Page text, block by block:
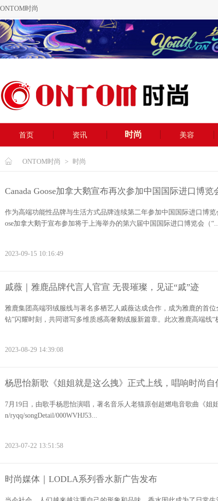
ONTOM时尚
首页 资讯 时尚 美容
ONTOM时尚 > 时尚
Canada Goose加拿大鹅宣布再次参加中国国际进口博览
作为高端功能性品牌与生活方式品牌连续第二年参加中国国际进口博
ose加拿大鹅于宣布参加将于上海举办的第六届中国国际进口博览会（
2023-09-15 10:16:49
戚薇｜雅鹿品牌代言人官宣 无畏璀璨，见证“戚”迹
雅鹿集团高端羽绒服线与著名多栖艺人戚薇达成合作，成为雅鹿的首
钻”闪耀时刻，共同谱写多维质感高奢鹅绒服新篇章。此次雅鹿高端线“
2023-08-29 14:39:08
杨思怡新歌《姐姐就是这么拽》正式上线，唱响时尚自
7月19日，由歌手杨思怡演唱，著名音乐人老猫原创超燃电音歌曲《姐
n/ryqq/songDetail/000WVHJ53...
2023-07-22 13:51:58
时尚媒体｜LODLA系列香水新广告发布